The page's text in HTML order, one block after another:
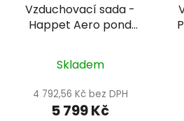
Vzduchovací sada -
Happet Aero pond
Skladem
4 792,56 Kč bez DPH
5 799 Kč